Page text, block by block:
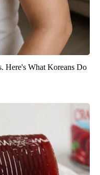
Here's What Koreans Do